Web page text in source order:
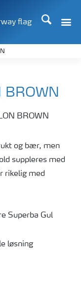
Søk
BROWN
og bær, men
suppleres med
Superba Gul
løsning